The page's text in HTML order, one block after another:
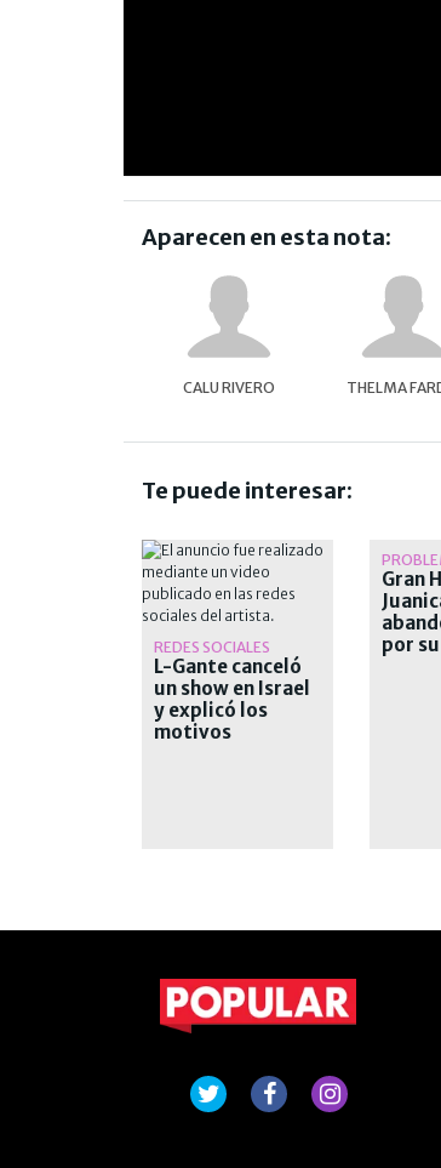
Aparecen en esta nota:
CALU RIVERO THELMA
Te puede interesar:
REDES SOCIALES
L-Gante canceló
un show en Israel
y explicó los
motivos
Gran
por